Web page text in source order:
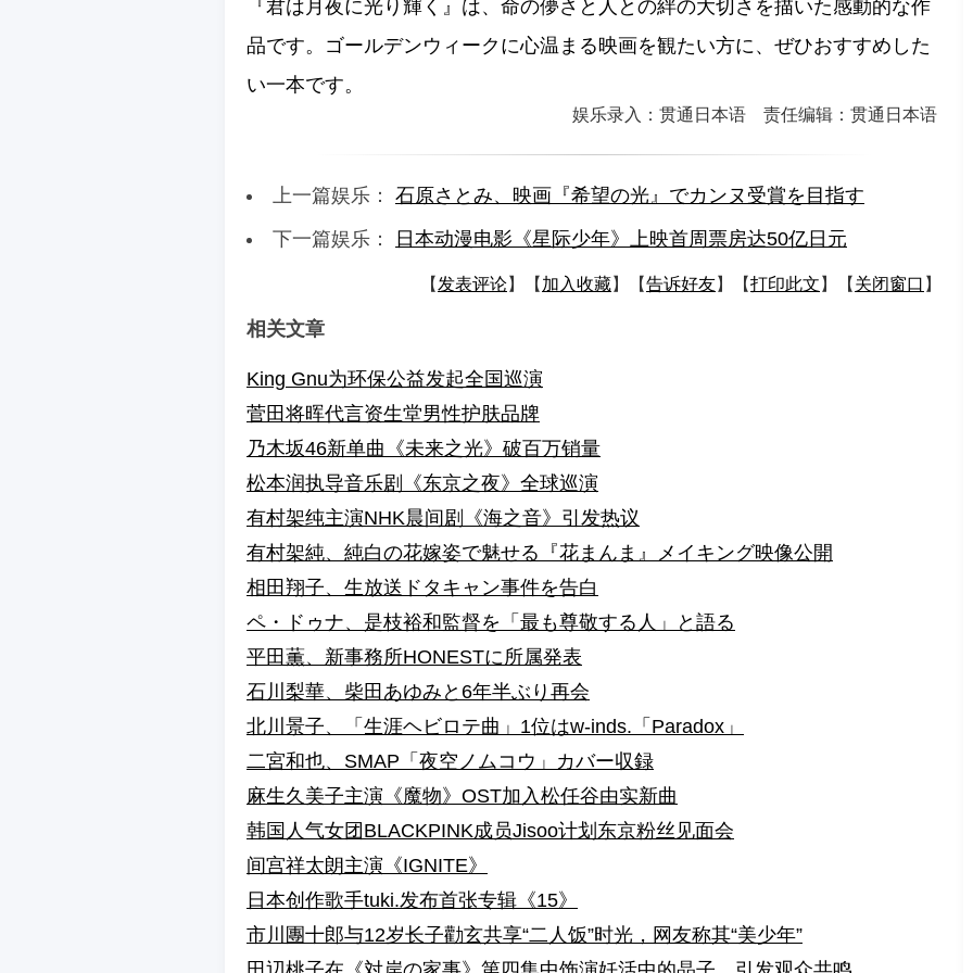
『君は月夜に光り輝く』は、命の儚さと人との絆の大切さを描いた感動的な作
品です。 ゴールデンウィークに心温まる映画を観たい方に、ぜひおすすめした
い一本です。
娱乐录入：贯通日本语 责任编辑：贯通日本语
上一篇娱乐： 石原さとみ、映画『希望の光』でカンヌ受賞を目指す
下一篇娱乐：
日本动漫电影《星际少年》上映首周票房达50亿日元
【 发表评论】【 加入收藏】【告诉好友】【打印此文 】【 关闭窗口 】
相关文章
King Gnu为环保公益发起全国巡演
菅田将晖代言资生堂男性护肤品牌
乃木坂46新单曲《未来之光》破百万销量
松本润执导音乐剧《东京之夜》全球巡演
有村架纯主演NHK晨间剧《海之音》引发热议
有村架純、純白の花嫁姿で魅せる『花まんま』メイキング映像公開
相田翔子、生放送ドタキャン事件を告白
ペ・ドゥナ、是枝裕和監督を「最も尊敬する人」と語る
平田薫、新事務所HONESTに所属発表
石川梨華、柴田あゆみと6年半ぶり再会
北川景子、「生涯ヘビロテ曲」1位はw-inds.「Paradox」
二宮和也、SMAP「夜空ノムコウ」カバー収録
麻生久美子主演《魔物》OST加入松任谷由实新曲
韩国人气女团BLACKPINK成员Jisoo计划东京粉丝见面会
间宫祥太朗主演《IGNITE》
日本创作歌手tuki.发布首张专辑《15》
市川團十郎与12岁长子勸玄共享“二人饭”时光，网友称其“美少年”